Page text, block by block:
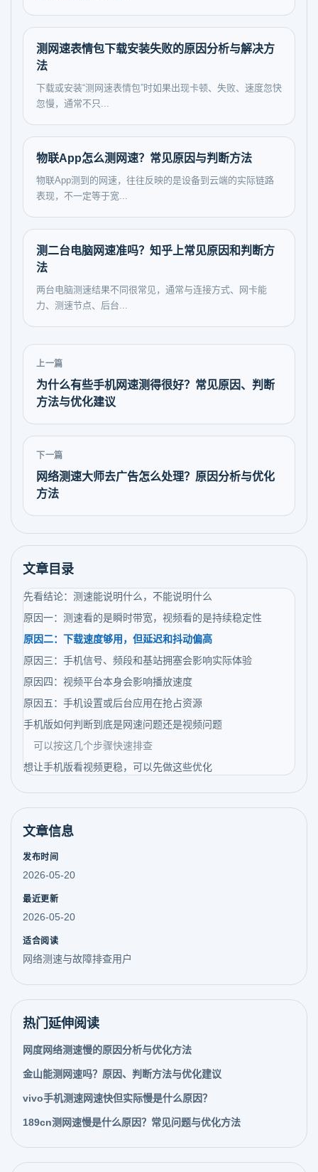
测网速表情包下载安装失败的原因分析与解决方
法
下载或安装“测网速表情包”时如果出现卡顿、失败、速度忽快
忽慢，通常不只...
物联App怎么测网速？常见原因与判断方法
物联App测到的网速，往往反映的是设备到云端的实际链路
表现，不一定等于宽...
测二台电脑网速准吗？知乎上常见原因和判断方
法
两台电脑测速结果不同很常见，通常与连接方式、网卡能
力、测速节点、后台...
上一篇
为什么有些手机网速测得很好？常见原因、判断
方法与优化建议
下一篇
网络测速大师去广告怎么处理？原因分析与优化
方法
文章目录
先看结论：测速能说明什么，不能说明什么
原因一：测速看的是瞬时带宽，视频看的是持续稳定性
原因二：下载速度够用，但延迟和抖动偏高
原因三：手机信号、频段和基站拥塞会影响实际体验
原因四：视频平台本身会影响播放速度
原因五：手机设置或后台应用在抢占资源
手机版如何判断到底是网速问题还是视频问题
可以按这几个步骤快速排查
想让手机版看视频更稳，可以先做这些优化
文章信息
发布时间
2026-05-20
最近更新
2026-05-20
适合阅读
网络测速与故障排查用户
热门延伸阅读
网度网络测速慢的原因分析与优化方法
金山能测网速吗？原因、判断方法与优化建议
vivo手机测速网速快但实际慢是什么原因？
189cn测网速慢是什么原因？常见问题与优化方法